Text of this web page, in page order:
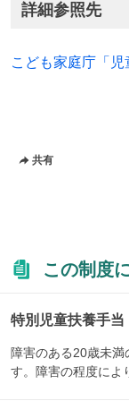
詳細参照先
こども家庭庁「児
共有
この制度
特別児童扶養手当
障害のある20歳未
す。障害の程度によ